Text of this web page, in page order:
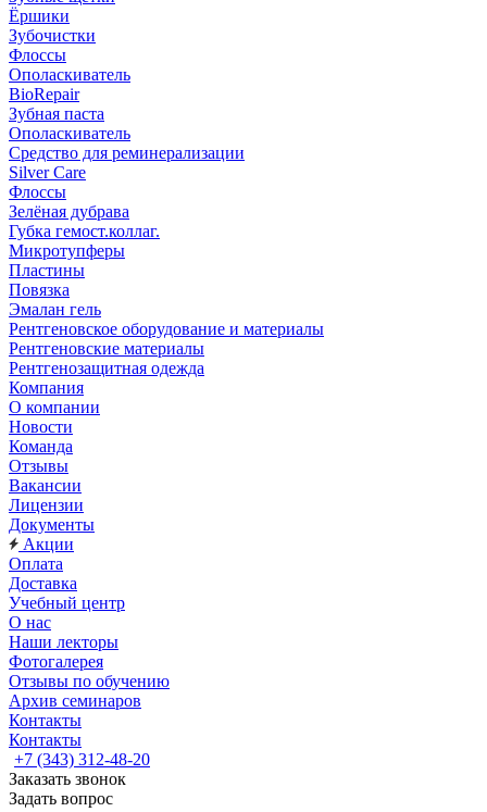
Ёршики
Зубочистки
Флоссы
Ополаскиватель
BioRepair
Зубная паста
Ополаскиватель
Средство для реминерализации
Silver Care
Флоссы
Зелёная дубрава
Губка гемост.коллаг.
Микротупферы
Пластины
Повязка
Эмалан гель
Рентгеновское оборудование и материалы
Рентгеновские материалы
Рентгенозащитная одежда
Компания
О компании
Новости
Команда
Отзывы
Вакансии
Лицензии
Документы
Акции
Оплата
Доставка
Учебный центр
О нас
Наши лекторы
Фотогалерея
Отзывы по обучению
Архив семинаров
Контакты
Контакты
+7 (343) 312-48-20
Заказать звонок
Задать вопрос